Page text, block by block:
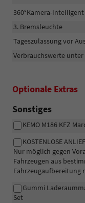
360°Kamera-
3. Bremsleuchte
Tageszulassung vor
Verbrauchswerte
Optionale Extras
Sonstiges
KEMO M186 KFZ
KOSTENLOSE
Nur möglich gegen
Fahrzeugen aus
Fahrzeugaufbereitung
Gummi
Set